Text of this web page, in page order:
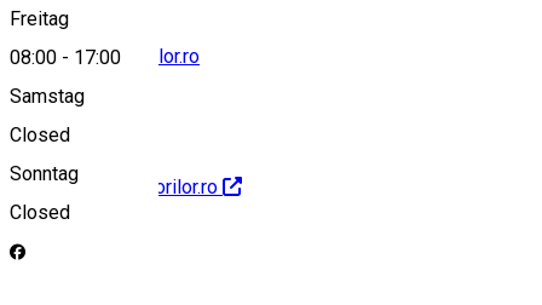
Freitag
08:00 - 17:00
Samstag
Closed
Sonntag
Closed
contact@fitzaflorilor.ro
http://www.fitzaflorilor.ro